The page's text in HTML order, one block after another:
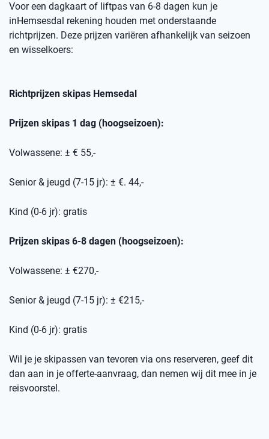
Voor een dagkaart of liftpas van 6-8 dagen kun je
inHemsesdal rekening houden met onderstaande
richtprijzen. Deze prijzen variëren afhankelijk van seizoen
en wisselkoers:
Richtprijzen skipas Hemsedal
Prijzen skipas 1 dag (hoogseizoen):
Volwassene: ± € 55,-
Senior & jeugd (7-15 jr): ± €. 44,-
Kind (0-6 jr): gratis
Prijzen skipas 6-8 dagen (hoogseizoen):
Volwassene: ± €270,-
Senior & jeugd (7-15 jr): ± €215,-
Kind (0-6 jr): gratis
Wil je je skipassen van tevoren via ons reserveren, geef dit
dan aan in je offerte-aanvraag, dan nemen wij dit mee in je
reisvoorstel.